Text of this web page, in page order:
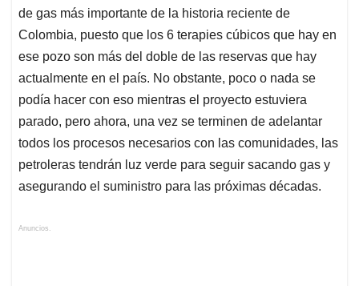
de gas más importante de la historia reciente de
Colombia, puesto que los 6 terapies cúbicos que hay en
ese pozo son más del doble de las reservas que hay
actualmente en el país. No obstante, poco o nada se
podía hacer con eso mientras el proyecto estuviera
parado, pero ahora, una vez se terminen de adelantar
todos los procesos necesarios con las comunidades, las
petroleras tendrán luz verde para seguir sacando gas y
asegurando el suministro para las próximas décadas.
Anuncios.